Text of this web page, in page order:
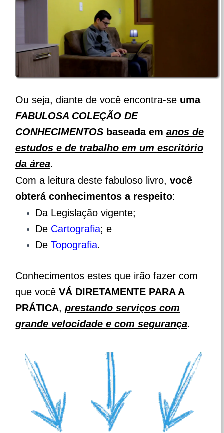
Ou seja, diante de você encontra-se uma
FABULOSA COLEÇÃO DE
CONHECIMENTOS baseada em anos de
estudos e de trabalho em um escritório
da área.
Com a leitura deste fabuloso livro, você
obterá conhecimentos a respeito:
Da Legislação vigente;
De Cartografia; e
De Topografia.
Conhecimentos estes que irão fazer com
que você VÁ DIRETAMENTE PARA A
PRÁTICA, prestando serviços com
grande velocidade e com segurança.